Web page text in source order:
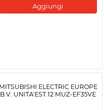
Aggiungi
MITSUBISHI ELECTRIC EUROPE
B.V. UNITA'EST.12 MUZ-EF35VE